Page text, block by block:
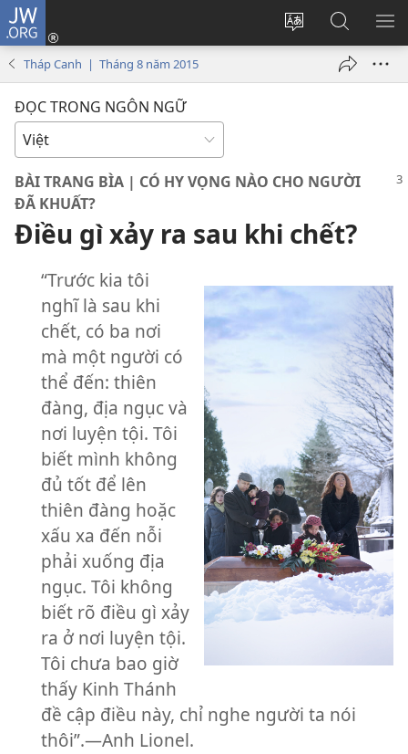
JW.ORG
Thay
Đăng
nhập
Tìm
kiếm
JW.ORG
Tháp Canh | Tháng 8 năm 2015
ĐỌC TRONG NGÔN NGỮ
BÀI TRANG BÌA | CÓ HY VỌNG NÀO CHO NGƯỜI
ĐÃ KHUẤT?
Điều gì xảy ra sau khi chết?
“Trước kia tôi
nghĩ là sau khi
chết, có ba nơi
mà một người có
thể đến: thiên
đàng, địa ngục và
nơi luyện tội. Tôi
biết mình không
đủ tốt để lên
thiên đàng hoặc
xấu xa đến nỗi
phải xuống địa
ngục. Tôi không
biết rõ điều gì xảy
ra ở nơi luyện tội.
Tôi chưa bao giờ
thấy Kinh Thánh
đề cập điều này, chỉ nghe người ta nói
thôi”.—Anh Lionel.